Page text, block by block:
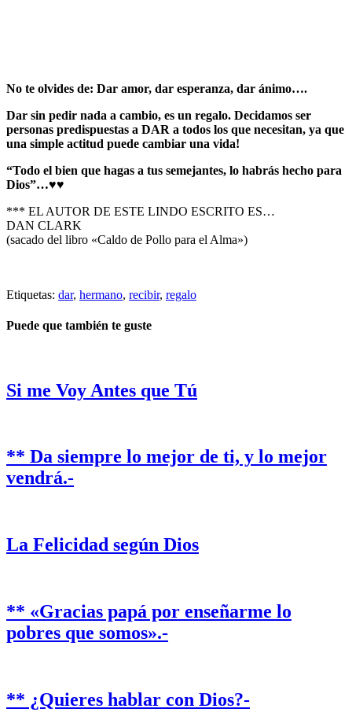
No te olvides de: Dar amor, dar esperanza, dar ánimo….
Dar sin pedir nada a cambio, es un regalo. Decidamos ser
personas predispuestas a DAR a todos los que necesitan, ya que
una simple actitud puede cambiar una vida!
“Todo el bien que hagas a tus semejantes, lo habrás hecho para
Dios”…♥♥
*** EL AUTOR DE ESTE LINDO ESCRITO ES…
DAN CLARK
(sacado del libro «Caldo de Pollo para el Alma»)
Etiquetas: dar, hermano, recibir, regalo
Puede que también te guste
Si me Voy Antes que Tú
** Da siempre lo mejor de ti, y lo mejor
vendrá.-
La Felicidad según Dios
** «Gracias papá por enseñarme lo
pobres que somos».-
** ¿Quieres hablar con Dios?-